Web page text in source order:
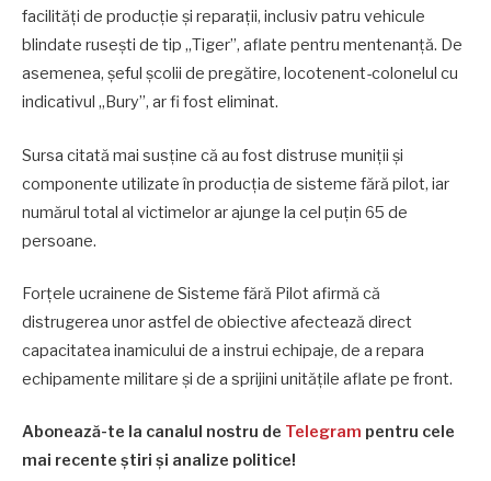
facilități de producție și reparații, inclusiv patru vehicule
blindate rusești de tip „Tiger”, aflate pentru mentenanță. De
asemenea, șeful școlii de pregătire, locotenent-colonelul cu
indicativul „Bury”, ar fi fost eliminat.
Sursa citată mai susține că au fost distruse muniții și
componente utilizate în producția de sisteme fără pilot, iar
numărul total al victimelor ar ajunge la cel puțin 65 de
persoane.
Forțele ucrainene de Sisteme fără Pilot afirmă că
distrugerea unor astfel de obiective afectează direct
capacitatea inamicului de a instrui echipaje, de a repara
echipamente militare și de a sprijini unitățile aflate pe front.
Abonează-te la canalul nostru de Telegram pentru cele
mai recente știri și analize politice!